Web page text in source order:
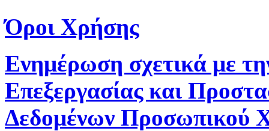
Όροι Χρήσης
Ενημέρωση σχετικά με
Επεξεργασίας και
Δεδομένων Προσωπικού